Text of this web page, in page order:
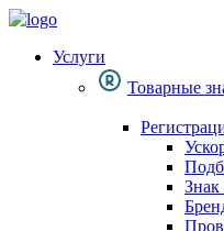
Услуги
Товарные
Знак